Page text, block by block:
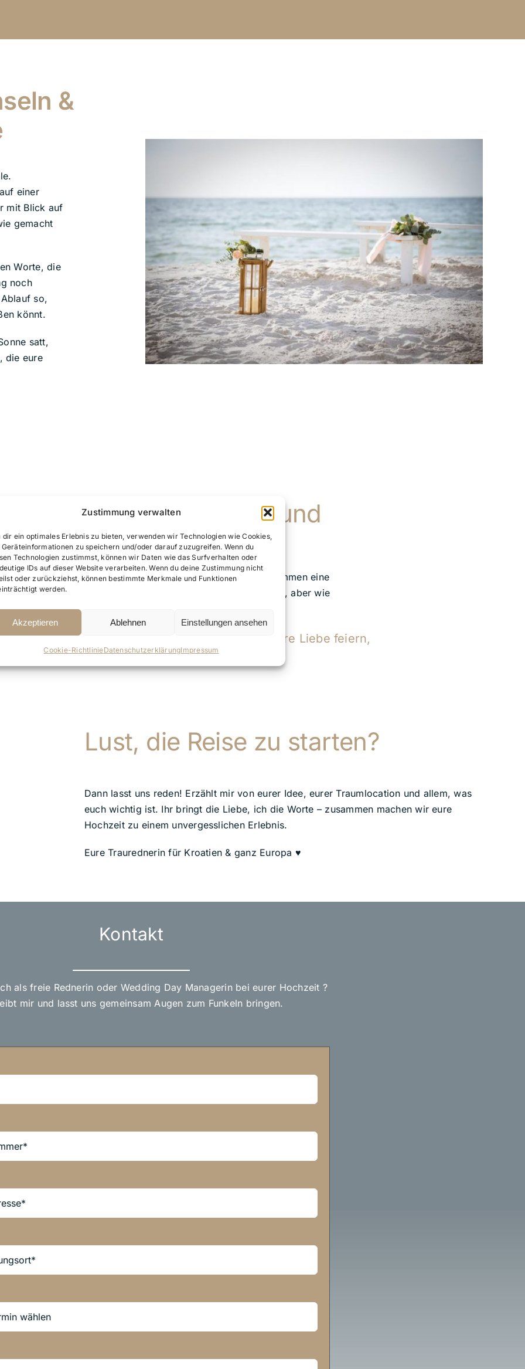
Zustimmung verwalten
dir ein optimales Erlebnis zu bieten, verwenden wir Technologien wie Cookies,
Geräteinformationen zu speichern und/oder darauf zuzugreifen. Wenn du
Technologien zustimmst, können wir Daten wie das Surfverhalten oder
IDs auf dieser Website verarbeiten. Wenn du deine Zustimmung nicht
oder zurückziehst, können bestimmte Merkmale und Funktionen
werden.
Akzeptieren Ablehnen Einstellungen ansehen
Cookie-RichtlinieDatenschutzerklärungImpressum
&
einer
mit Blick auf
gemacht
Worte, die
noch
so,
könnt.
satt,
die eure
ab – mit Spaß, Herz und
Freudentränen
Jede freie Trauung ist individuell. Ich plane mit euch zusammen eine
zu 100 % zu euch passt. Eine grobe Struktur hat sich bewährt, aber wie
Trauung am Ende aussieht – das entscheiden wir gemeinsam.
nichts „müssen“. Ihr dürft einfach
. Eure Liebe feiern,
weinen, tanzen und den Moment genießen.
Lust, die Reise zu starten?
Dann lasst uns reden! Erzählt mir von eurer Idee, eurer Traumlocation und allem, was
euch wichtig ist. Ihr bringt die Liebe, ich die Worte – zusammen machen wir eure
Hochzeit zu einem unvergesslichen Erlebnis.
Eure Traurednerin für Kroatien & ganz Europa ♥
Kontakt
als freie Rednerin oder Wedding Day Managerin bei eurer Hochzeit ?
mir und lasst uns gemeinsam Augen zum Funkeln bringen.